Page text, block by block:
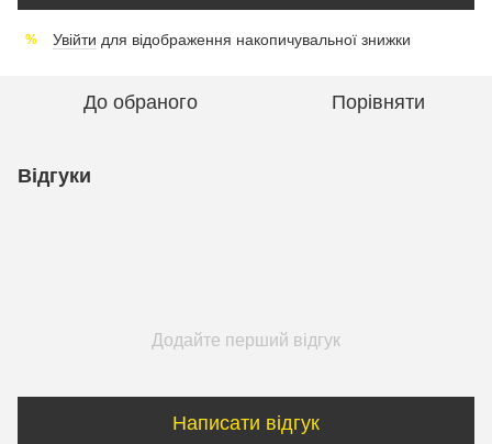
% Увійти для відображення накопичувальної знижки
До обраного Порівняти
Відгуки
Додайте перший відгук
Написати відгук